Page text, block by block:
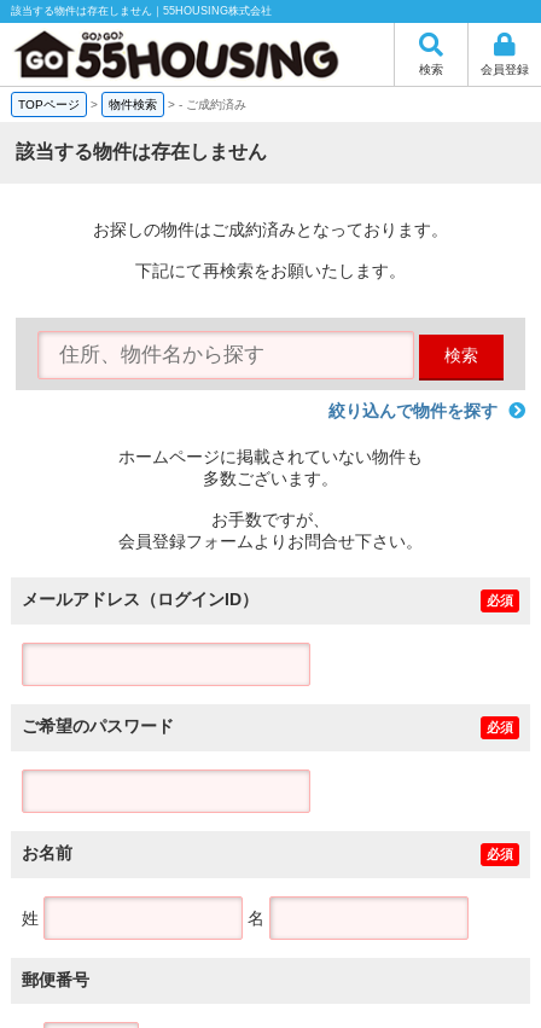
該当する物件は存在しません｜55HOUSING株式会社
検索 会員登録
TOPページ > 物件検索 >- ご成約済み
該当する物件は存在しません
お探しの物件はご成約済みとなっております。
下記にて再検索をお願いたします。
検索
絞り込んで物件を探す
ホームページに掲載されていない物件も
多数ございます。
お手数ですが、
会員登録フォームよりお問合せ下さい。
メールアドレス（ログインID） 必須
ご希望のパスワード 必須
お名前 必須
姓 名
郵便番号